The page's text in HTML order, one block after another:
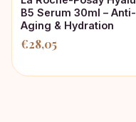
B5 Serum 30ml – Anti-
Aging & Hydration
€28,05